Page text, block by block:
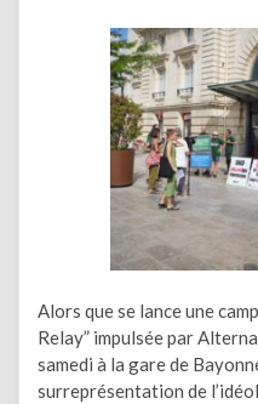
Alors que se lance une
Relay” impulsée par
samedi à la gare de
surreprésentation de